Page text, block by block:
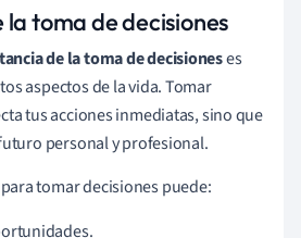
toma de decisiones
de la toma de decisioneses
aspectos de la vida. Tomar
tus acciones inmediatas, sino que
personal y profesional.
tomar decisiones puede: